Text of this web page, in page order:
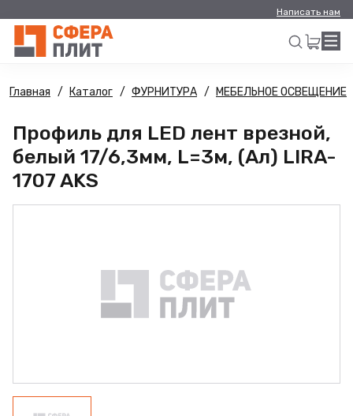
Написать нам
Искать
Главная Каталог ФУРНИТУРА МЕБЕЛЬНОЕ ОСВЕЩЕНИЕ
Профиль для LED лент врезной,
белый 17/6,3мм, L=3м, (Ал) LIRA-
1707 AKS